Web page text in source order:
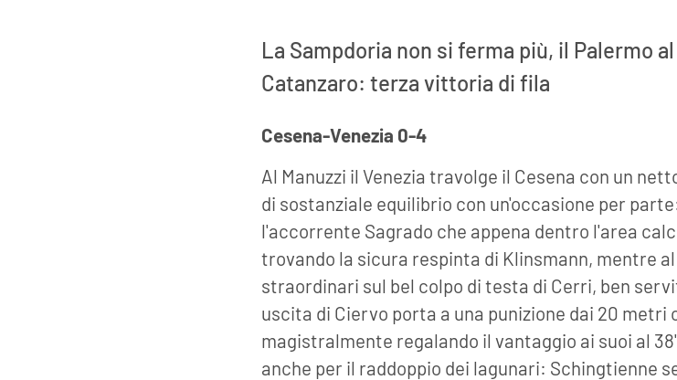
La Sampdoria non si ferma più, il Palermo
Catanzaro: terza vittoria di fila
Cesena-Venezia 0-4
Al Manuzzi il Venezia travolge il Cesena con un
di sostanziale equilibrio con un'occasione per
l'accorrente Sagrado che appena dentro l'area
trovando la sicura respinta di Klinsmann, mentre
straordinari sul bel colpo di testa di Cerri, ben
uscita di Ciervo porta a una punizione dai 20 metri
magistralmente regalando il vantaggio ai suoi al
anche per il raddoppio dei lagunari: Schingtienne